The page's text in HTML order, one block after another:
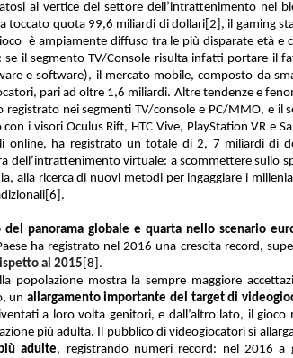
al vertice del settore dell’intrattenimento nel
toccato quota 99,6 miliardi di dollari[2] , il gaming
è ampiamente diffuso tra le più disparate età e
se il segmento TV/Console risulta infatti portare il
e software), il mercato mobile, composto da
pari ad oltre 1,6 miliardi. Altre tendenze e
nei segmenti TV/console e PC/MMO, e il
i visori Oculus Rift, HTC Vive, PlayStation VR e
online, ha registrato un totale di 2, 7 miliardi di
dell’intrattenimento virtuale: a scommettere sullo
alla ricerca di nuovi metodi per ingaggiare i
[6] .
panorama globale e quarta nello scenario
ha registrato nel 2016 una crescita record,
al 2015 [8] .
popolazione mostra la sempre maggiore
un allargamento importante del target di
a loro volta genitori, e dall’altro lato, il
più adulta. Il pubblico di videogiocatori si
adulte, registrando numeri record: nel 2016 a